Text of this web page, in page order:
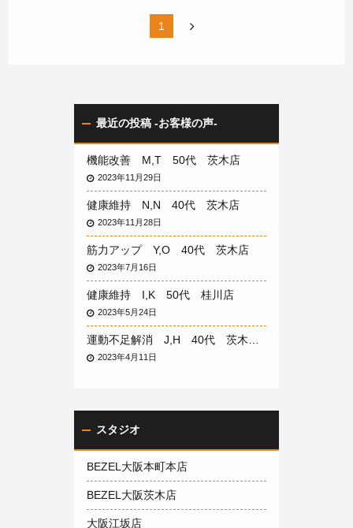
1 2
3
4
5
6
7
最近の投稿 -お客様の声-
機能改善 M,T 50代 茨木店
2023年11月29日
健康維持 N,N 40代 茨木店
2023年11月28日
筋力アップ Y,O 40代 茨木店
2023年7月16日
健康維持 I,K 50代 桂川店
2023年5月24日
運動不足解消 J,H 40代 茨木店
2023年4月11日
スタジオ
BEZEL大阪本町本店
BEZEL大阪茨木店
大阪江坂店